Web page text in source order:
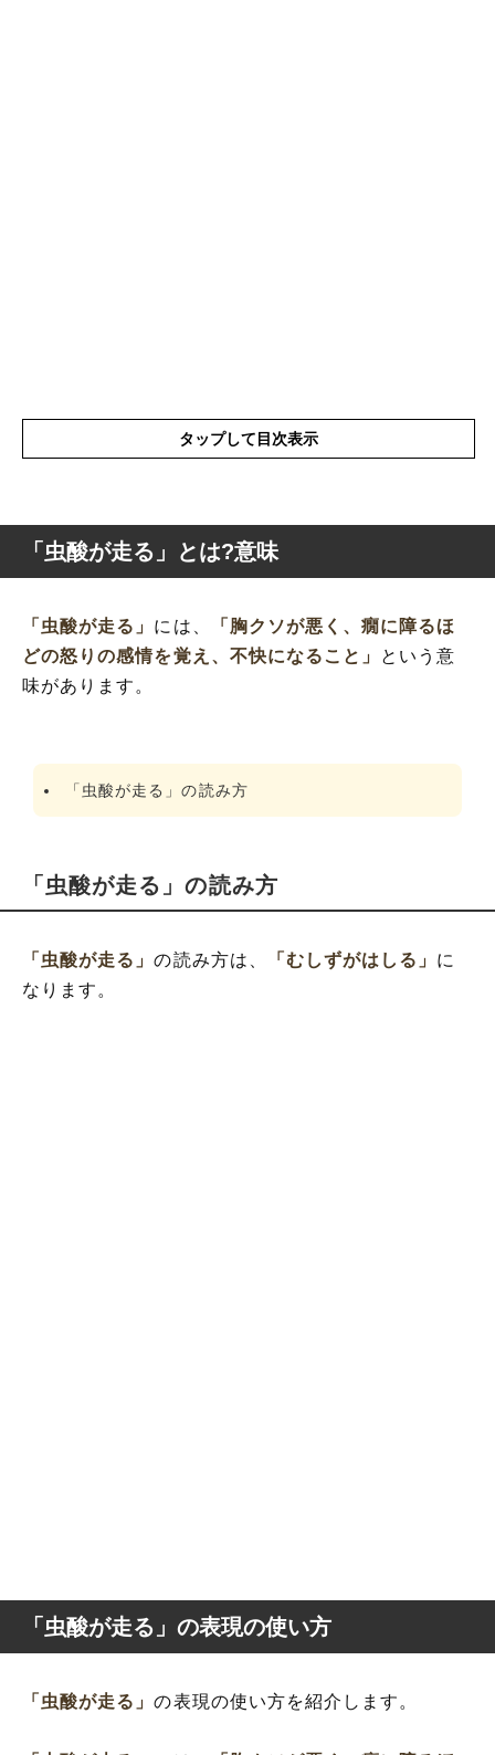
タップして目次表示
「虫酸が走る」の表現の使い方
「虫酸が走る」を使った例文や短文など
「虫酸が走る」の類語や類義語・言い換え
「虫酸が走る」とは?意味
「虫酸が走る」 には、
「胸クソが悪く、癇に障るほ
どの怒りの感情を覚え、不快になること」
という意
味があります。
「虫酸が走る」の読み方
「虫酸が走る」の読み方
「虫酸が走る」の読み方は、 「むしずがはしる」 に
なります。
「虫酸が走る」の表現の使い方
「虫酸が走る」の表現の使い方を紹介します。